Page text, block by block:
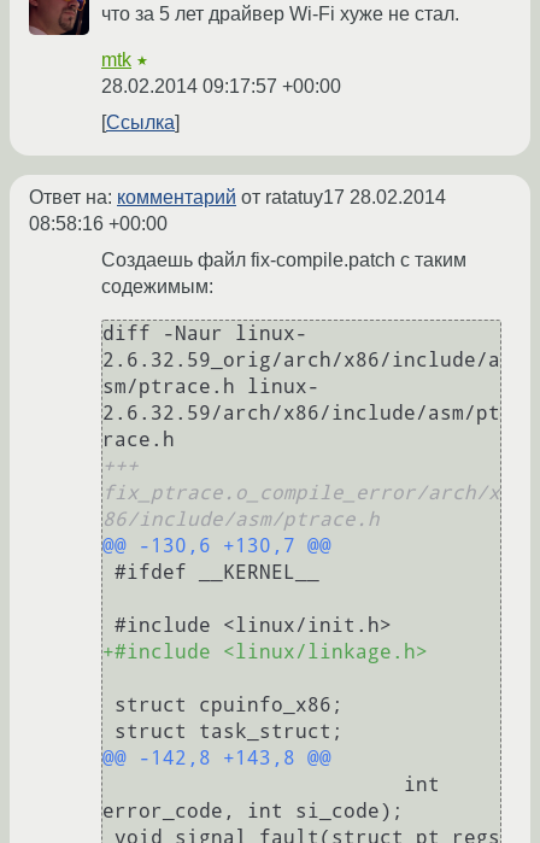
что за 5 лет драйвер Wi-Fi хуже не стал.
mtk ★
28.02.2014 09:17:57 +00:00
Ссылка
Ответ на: комментарий от ratatuy17 28.02.2014
08:58:16 +00:00
Создаешь файл fix-compile.patch с таким
содежимым:
diff -Naur linux-
2.6.32.59_orig/arch/x86/include/a
sm/ptrace.h linux-
2.6.32.59/arch/x86/include/asm/pt
+++
fix_ptrace.o_compile_error/arch/x
86/include/asm/ptrace.h
@@ -130,6 +130,7 @@
+#include <linux/linkage.h>
@@ -142,8 +143,8 @@
error_code, int si_code);